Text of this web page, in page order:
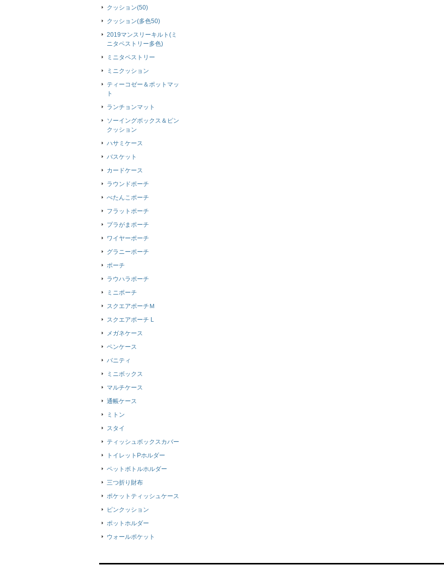
クッション(50)
クッション(多色50)
2019マンスリーキルト(ミ
ニタペストリー多色)
ミニタペストリー
ミニクッション
ティーコゼー＆ポットマッ
ト
ランチョンマット
ソーイングボックス＆ピン
クッション
ハサミケース
バスケット
カードケース
ラウンドポーチ
ぺたんこポーチ
フラットポーチ
プラがまポーチ
ワイヤーポーチ
グラニーポーチ
ポーチ
ラウハラポーチ
ミニポーチ
スクエアポーチＭ
スクエアポーチ L
メガネケース
ペンケース
バニティ
ミニボックス
マルチケース
通帳ケース
ミトン
スタイ
ティッシュボックスカバー
トイレットPホルダー
ペットボトルホルダー
三つ折り財布
ポケットティッシュケース
ピンクッション
ポットホルダー
ウォールポケット